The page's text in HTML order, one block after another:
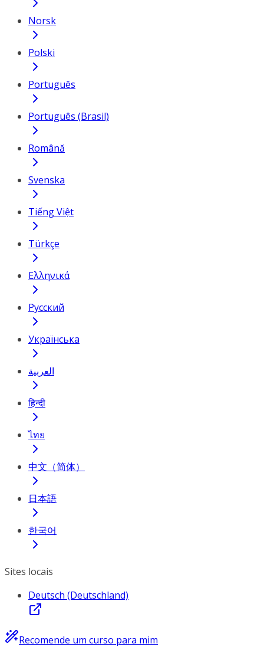
Norsk
Polski
Português
Português (Brasil)
Română
Svenska
Tiếng Việt
Türkçe
Ελληνικά
Русский
Українська
العربية
हिन्दी
ไทย
中文（简体）
日本語
한국어
Sites locais
Deutsch (Deutschland)
Recomende um curso para mim